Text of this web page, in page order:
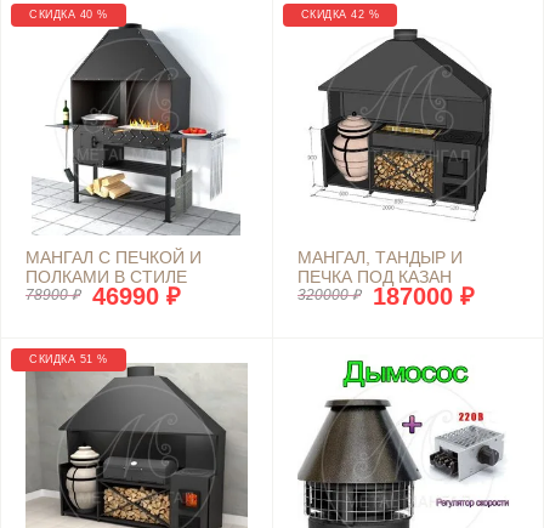
СКИДКА 40 %
МАНГАЛ С ПЕЧКОЙ И
ПОЛКАМИ В СТИЛЕ
"ВИНТАЖ"
78900 ₽ 46990 ₽
СКИДКА 42 %
МАНГАЛ, ТАНДЫР И
ПЕЧКА ПОД КАЗАН
"ШЕФ-4"
320000 ₽ 187000 ₽
СКИДКА 51 %